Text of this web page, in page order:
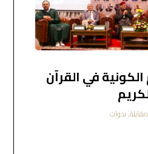
في القرآن
مقابلة,ندوات